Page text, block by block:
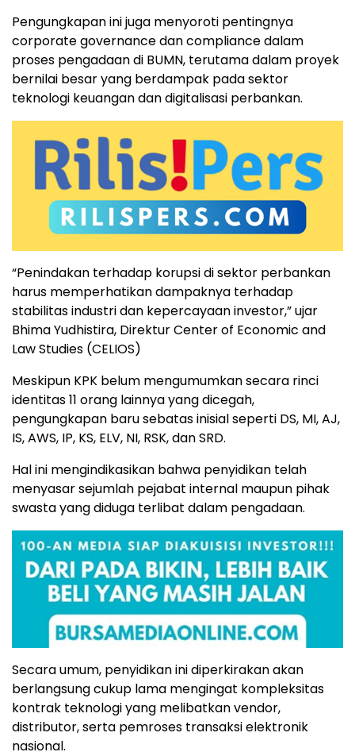
Pengungkapan ini juga menyoroti pentingnya
corporate governance dan compliance dalam
proses pengadaan di BUMN, terutama dalam proyek
bernilai besar yang berdampak pada sektor
teknologi keuangan dan digitalisasi perbankan.
“Penindakan terhadap korupsi di sektor perbankan
harus memperhatikan dampaknya terhadap
stabilitas industri dan kepercayaan investor,” ujar
Bhima Yudhistira, Direktur Center of Economic and
Law Studies (CELIOS)
Meskipun KPK belum mengumumkan secara rinci
identitas 11 orang lainnya yang dicegah,
pengungkapan baru sebatas inisial seperti DS, MI, AJ,
IS, AWS, IP, KS, ELV, NI, RSK, dan SRD.
Hal ini mengindikasikan bahwa penyidikan telah
menyasar sejumlah pejabat internal maupun pihak
swasta yang diduga terlibat dalam pengadaan.
Secara umum, penyidikan ini diperkirakan akan
berlangsung cukup lama mengingat kompleksitas
kontrak teknologi yang melibatkan vendor,
distributor, serta pemroses transaksi elektronik
nasional.